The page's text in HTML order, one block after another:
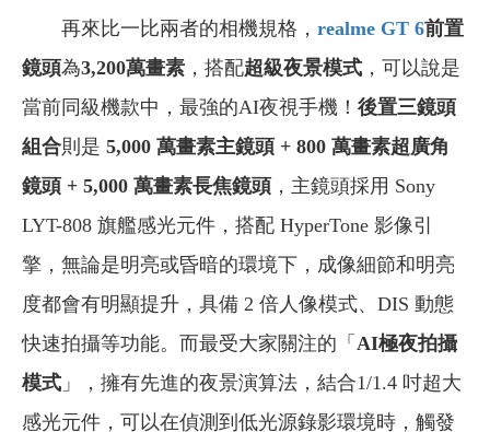
再來比一比兩者的相機規格， realme GT 6前置
鏡頭為3,200萬畫素 ，搭配超級夜景模式 ，可以說是
當前同級機款中，最強的AI夜視手機！ 後置三鏡頭
組合則是 5,000 萬畫素主鏡頭 + 800 萬畫素超廣角
鏡頭 + 5,000 萬畫素長焦鏡頭 ，主鏡頭採用 Sony
LYT-808 旗艦感光元件，搭配 HyperTone 影像引
擎，無論是明亮或昏暗的環境下，成像細節和明亮
度都會有明顯提升，具備 2 倍人像模式、DIS 動態
快速拍攝等功能。而最受大家關注的「 AI極夜拍攝
模式 」，擁有先進的夜景演算法，結合1/1.4 吋超大
感光元件，可以在偵測到低光源錄影環境時，觸發